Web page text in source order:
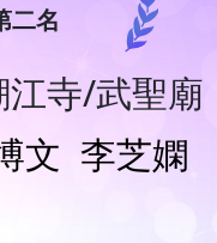
二名
寺/武聖廟
文 李芝嫻